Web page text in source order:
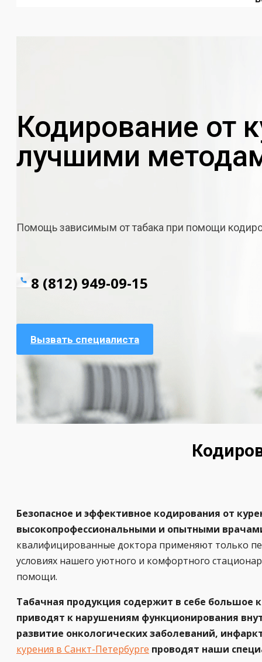
Кодирование от
лучшими
Помощь зависимым от табака при помощи
8 (812) 949-09-15
Вызвать специалиста
Безопасное и эффективное кодирования от
высокопрофессиональными и опытными
квалифицированные доктора применяют только
условиях нашего уютного и комфортного
помощи.
Табачная продукция содержит в себе большое
приводят к нарушениям функционирования
развитие онкологических заболеваний,
курения в Санкт-Петербурге проводят наши